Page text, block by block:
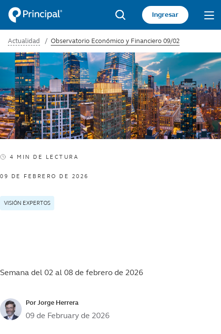
Pasar
contenido
principal
Acceso
sitio
privado
Search
Ingresar
Actualidad Observatorio Económico y Financiero 09/02
4 MIN DE LECTURA
09 DE FEBRERO DE 2026
VISIÓN EXPERTOS
Semana del 02 al 08 de febrero de 2026
Por Jorge Herrera
09 de February de 2026